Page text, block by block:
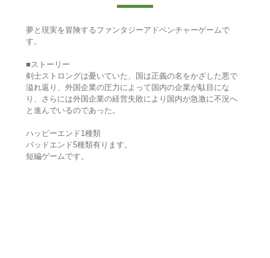
夢と現実を冒険するファンタジーアドベンチャーゲームで
す。
■ストーリー
剣士ストロングは憂いていた、国は正義の名をかざした悪で
溢れ返り、外国企業の圧力によって国内の企業が駄目にな
り、さらには外国企業の経営失敗により国内が急激に不況へ
と進んでいるのであった。
ハッピーエンド1種類
バッドエンド5種類有ります。
短編ゲームです。